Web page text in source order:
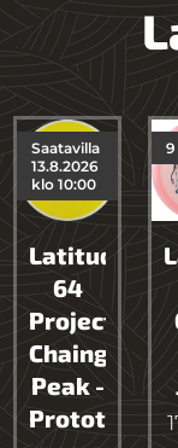
Latitude
64
Project
Chaingrip
Peak -
Prototype
Saatavilla
13.8.2026
klo 10:00
9